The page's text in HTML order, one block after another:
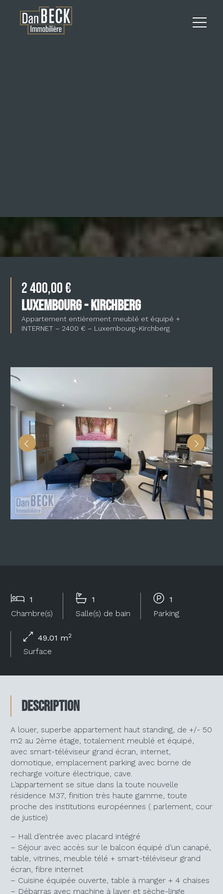
2 400,00 €
LUXEMBOURG - KIRCHBERG
Appartement entièrement meublé et équipé +
INTERNET – 2400 € – Luxembourg-Kirchberg
1
Chambre(s)
1
Salle(s) de bain
1
Parking
49.01 m2
Surface
Description
A louer, superbe appartement haut standing, de +/- 50
m2 au 2ème étage, totalement meublé et équipé,
avec smart-téléviseur grand écran, internet,
domotique, emplacement parking avec borne de
recharge voiture électrique, cave.
L’appartement se situe dans la toute nouvelle
résidence M37, finition très haute gamme, toute
proche des institutions européennes ( parlement, cour
de justice)
– Hall d’entrée avec placard intégré
– Séjour avec accès sur le balcon équipé d’un canapé,
table, vitrines, meuble télé + smart-téléviseur grand
écran, fibre internet
– Cuisine équipée ouverte, table à manger + 4 chaises
– Débarras avec machine à laver et sèche-linge